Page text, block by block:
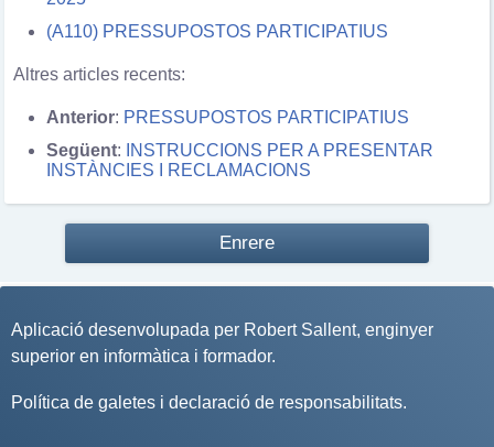
(A110) PRESSUPOSTOS PARTICIPATIUS
Altres articles recents:
Anterior: PRESSUPOSTOS PARTICIPATIUS
Següent:
INSTRUCCIONS PER A PRESENTAR
INSTÀNCIES I RECLAMACIONS
Enrere
Aplicació desenvolupada per Robert Sallent, enginyer
superior en informàtica i formador.
Política de galetes i declaració de responsabilitats.